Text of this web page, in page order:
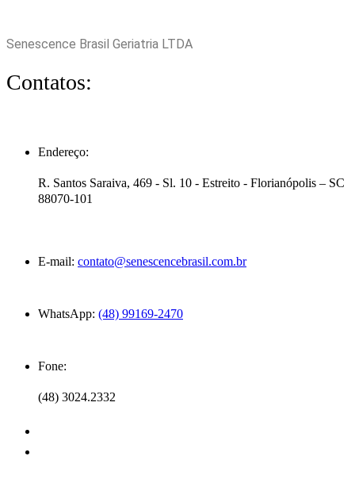
Senescence Brasil Geriatria LTDA
Contatos:
Endereço:
R. Santos Saraiva, 469 - Sl. 10 - Estreito - Florianópolis – SC
88070-101
E-mail: contato@senescencebrasil.com.br
WhatsApp: (48) 99169-2470
Fone:
(48) 3024.2332